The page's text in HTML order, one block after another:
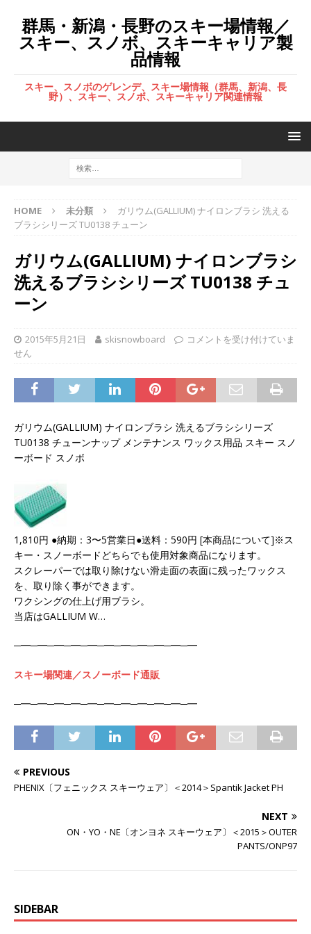
群馬・新潟・長野のスキー場情報／
スキー、スノボ、スキーキャリア製
品情報
スキー、スノボのゲレンデ、スキー場情報（群馬、新潟、長
野）、スキー、スノボ、スキーキャリア関連情報
HOME 未分類
ガリウム(GALLIUM) ナイロンブラシ 洗える
ブラシシリーズ TU0138 チューン
ガリウム(GALLIUM) ナイロンブラシ
洗えるブラシシリーズ TU0138 チュ
ーン
2015年5月21日 skisnowboard
コメントを受け付けていま
せん
ガリウム(GALLIUM) ナイロンブラシ 洗えるブラシシリーズ
TU0138 チューンナップ メンテナンス ワックス用品 スキー スノ
ーボード スノボ
1,810円 ●納期：3〜5営業日●送料：590円 [本商品について]※ス
キー・スノーボードどちらでも使用対象商品になります。
スクレーパーでは取り除けない滑走面の表面に残ったワックス
を、取り除く事ができます。
ワクシングの仕上げ用ブラシ。
当店はGALLIUM W…
─━─━─━─━─━─━─━─━─━─━─━
スキー場関連／スノーボード通販
─━─━─━─━─━─━─━─━─━─━─━
PREVIOUS
PHENIX〔フェニックス スキーウェア〕＜2014＞Spantik Jacket PH
NEXT
ON・YO・NE〔オンヨネ スキーウェア〕＜2015＞OUTER
PANTS/ONP97
SIDEBAR